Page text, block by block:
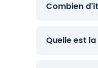
Combien
Quelle est